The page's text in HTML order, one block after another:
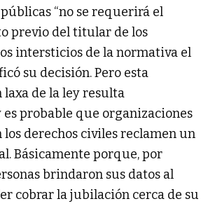
“no se requerirá el
previo del titular de los
intersticios de la normativa el
su decisión. Pero esta
de la ley resulta
probable que organizaciones
derechos civiles reclamen un
Básicamente porque, por
brindaron sus datos al
cobrar la jubilación cerca de su